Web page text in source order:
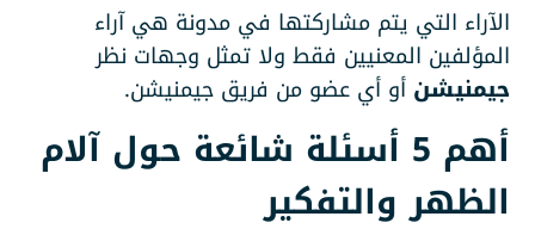
الآراء التي يتم مشاركتها في مدونة هي آراء
المؤلفين المعنيين فقط ولا تمثل وجهات نظر
جيمنيشن أو أي عضو من فريق جيمنيشن.
أهم 5 أسئلة شائعة حول آلام
الظهر والتفكير